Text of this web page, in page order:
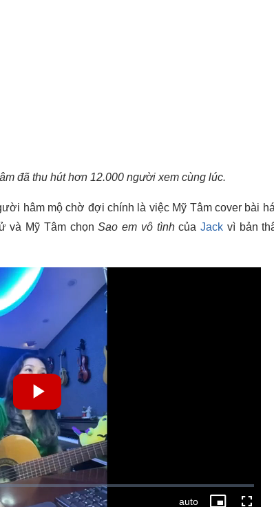
đã thu hút hơn 12.000 người xem cùng lúc.
hâm mộ chờ đợi chính là việc Mỹ Tâm cover bài
và Mỹ Tâm chọnSao em vô tìnhcủa Jack vì bản